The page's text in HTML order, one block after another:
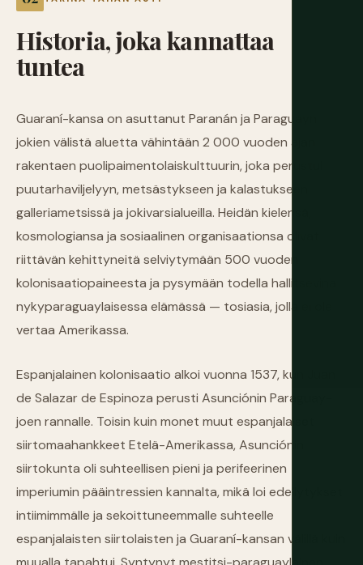
Historia,jokakannattaa
tuntea
Guaraní-kansa on asuttanut Paranán ja Paraguayn
jokien välistä aluetta vähintään 2 000 vuoden ajan
rakentaen puolipaimentolaiskulttuurin, joka perustui
puutarhaviljelyyn, metsästykseen ja kalastukseen
galleriametsissä ja jokivarsialueilla. Heidän kielensä,
kosmologiansa ja sosiaalinen organisaationsa olivat
riittävän kehittyneitä selviytymään 500 vuoden
kolonisaatiopaineesta ja pysymään todella hallitsevina
nykyparaguaylaisessa elämässä — tosiasia, jolla ei ole
vertaa Amerikassa.
Espanjalainen kolonisaatio alkoi vuonna 1537, kun Juan
de Salazar de Espinoza perusti Asunciónin Paraguay-
joen rannalle. Toisin kuin monet muut espanjalaiset
siirtomaahankkeet Etelä-Amerikassa, Asunciónin
siirtokunta oli suhteellisen pieni ja perifeerinen
imperiumin pääintressien kannalta, mikä loi edellytykset
intiimimmälle ja sekoittuneemmalle suhteelle
espanjalaisten siirtolaisten ja Guaraní-kansan välillä kuin